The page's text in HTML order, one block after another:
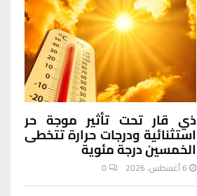
ذي قار تحت تأثير موجة حر
استثنائية ودرجات حرارة تتخطى
الخمسين درجة مئوية
6 أغسطس، 2026 0